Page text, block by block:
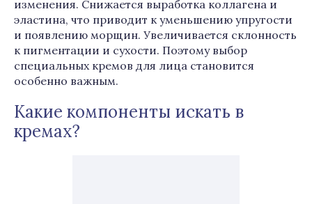
изменения. Снижается выработка коллагена и
эластина, что приводит к уменьшению упругости
и появлению морщин. Увеличивается склонность
к пигментации и сухости. Поэтому выбор
специальных кремов для лица становится
особенно важным.
Какие компоненты искать в
кремах?